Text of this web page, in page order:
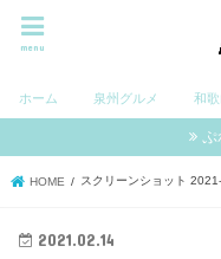
menu
ホーム 泉州グルメ 和
ぷ
HOME スクリーンショット
2021.02.14